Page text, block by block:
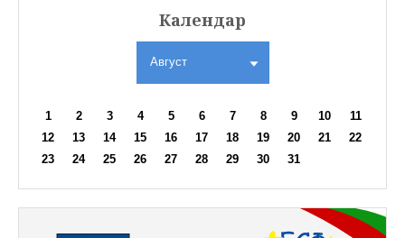
Календар
Август
1 2 3 4 5 6 7 8 9 10
11
12
13 14 15 16 17 18 19 20 21
22
23
24 25 26 27 28 29 30 31